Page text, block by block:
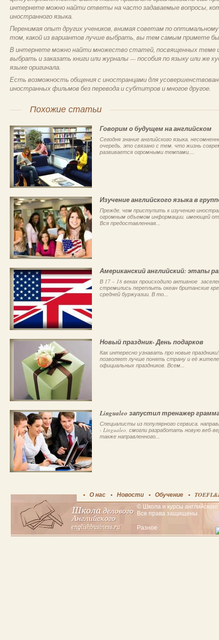
интернете можно найти ответы на часто задаваемые вопросы,
иностранного языка.
Перенимая опыт других учеников, внимая советам по оптимальному
том, какой из вариантов лучше выбрать, вы тем самым примете
В интернете можно найти множество статей, посвященных теме
выбрать и заказать книги или журналы — пособия по языку или же
языке оригинала.
Есть возможность общения с иностранцами для
иностранных фильмов без перевода и субтитров и многое другое.
Похожие статьи
Говорим о будущем на английском
Сегодня знание английского языка,
очередь, это связано с тем, что жизнь
развивается огромными темпами,...
Изучение английского языка в
Прежде, чем приступить к изучению
огромным объемом информации, имеющей
Вся предоставленная...
Американский английский: этапы
В 17 – 18 веках происходило активное
стремились переплыть океан британские
средней буржуазии. В то...
Новый праздник- День подарков
Как интересно узнавать про новые
позволяет лучше понять страну и её
официальных праздников. Всем...
Lingualeo запустил тренажер
Специалисты из популярного сервиса,
- Lingualeo, смогли разработать новую веб-
также направленного...
О нас Новости Обучение
© Школа и курсы
Все права защищены.
Разное